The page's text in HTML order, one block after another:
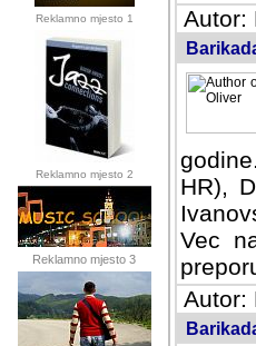
Reklamno mjesto 1
Reklamno mjesto 2
Reklamno mjesto 3
Autor:
HR),
Vec
Autor: